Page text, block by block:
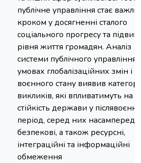
публічне управління стає
кроком у досягненні сталого
соціального прогресу та
рівня життя громадян. Аналіз
системи публічного управління
умовах глобалізаційних змін і
воєнного стану виявив
викликів, які впливатимуть на
стійкість держави у
період, серед них насамперед
безпекові, а також ресурсні,
інтеграційні та інформаційні
обмеження